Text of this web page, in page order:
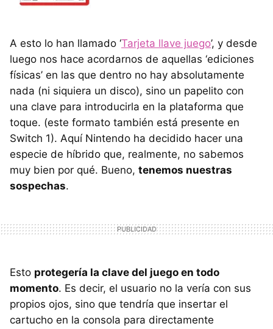
A esto lo han llamado ‘Tarjeta llave juego’, y desde
luego nos hace acordarnos de aquellas ‘ediciones
físicas’ en las que dentro no hay absolutamente
nada (ni siquiera un disco), sino un papelito con
una clave para introducirla en la plataforma que
toque. (este formato también está presente en
Switch 1). Aquí Nintendo ha decidido hacer una
especie de híbrido que, realmente, no sabemos
muy bien por qué. Bueno, tenemos nuestras
sospechas.
Esto protegería la clave del juego en todo
momento. Es decir, el usuario no la vería con sus
propios ojos, sino que tendría que insertar el
cartucho en la consola para directamente